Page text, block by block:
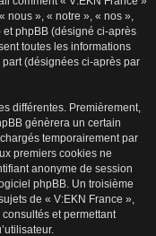
nous », « notre », « nos »,
et phpBB (désigné ci-après
toutes les informations
(désignées ci-après par
différentes. Premièrement,
génèrera un certain
temporairement par
premiers cookies ne
anonyme de session
phpBB. Un troisième
de « V:EKN France »,
et permettant